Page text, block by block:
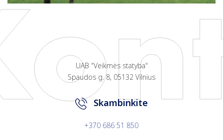
UAB "Veikmės statyba"
Spaudos g. 8, 05132 Vilnius
Skambinkite
+370 686 51 850